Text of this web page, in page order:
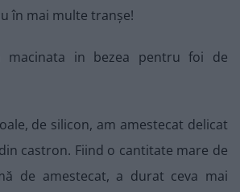
în mai multe tranșe!
de silicon, am amestecat delicat
castron. Fiind o cantitate mare de
de amestecat, a durat ceva mai